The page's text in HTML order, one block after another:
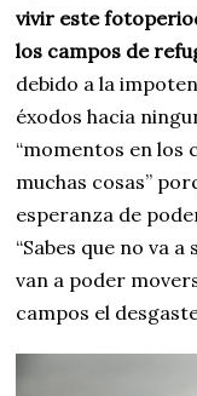
vivir este
los campos de
debido a la
éxodos hacia
“momentos en los
muchas cosas”
esperanza de
“Sabes que no va
van a poder
campos el